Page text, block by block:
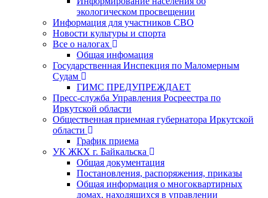
экологическом просвещении
Информация для участников СВО
Новости культуры и спорта
Все о налогах
Общая инфомация
Государственная Инспекция по Маломерным
Судам
ГИМС ПРЕДУПРЕЖДАЕТ
Пресс-служба Управления Росреестра по
Иркутской области
Общественная приемная губернатора Иркутской
области
График приема
УК ЖКХ г. Байкальска
Общая документация
Постановления, распоряжения, приказы
Общая информация о многоквартирных
домах, находящихся в управлении